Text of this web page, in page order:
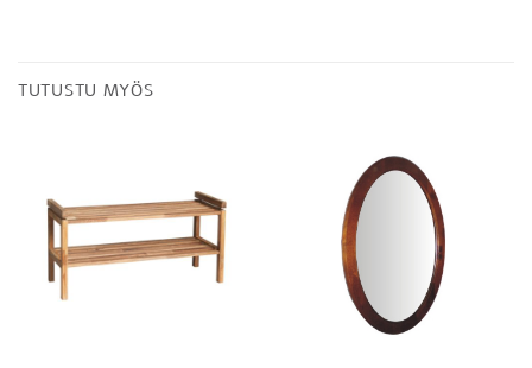
TUTUSTU MYÖS